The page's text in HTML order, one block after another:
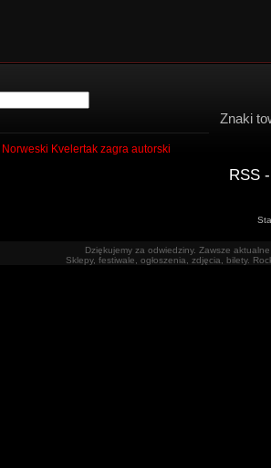
Norweski Kvelertak zagra autorski
Znaki
RSS
Dziękujemy za odwiedziny. Zawsze
Sklepy, festiwale, ogłoszenia, zdjęcia, bilety.